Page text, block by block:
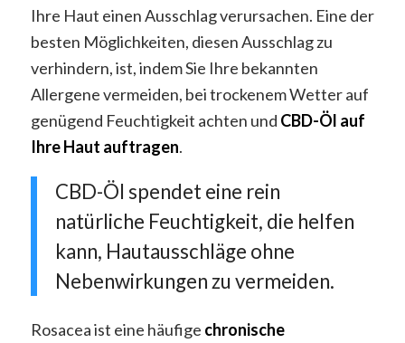
Ihre Haut einen Ausschlag verursachen. Eine der
besten Möglichkeiten, diesen Ausschlag zu
verhindern, ist, indem Sie Ihre bekannten
Allergene vermeiden, bei trockenem Wetter auf
genügend Feuchtigkeit achten und CBD-Öl auf
Ihre Haut auftragen.
CBD-Öl spendet eine rein
natürliche Feuchtigkeit, die helfen
kann, Hautausschläge ohne
Nebenwirkungen zu vermeiden.
Rosacea ist eine häufige chronische